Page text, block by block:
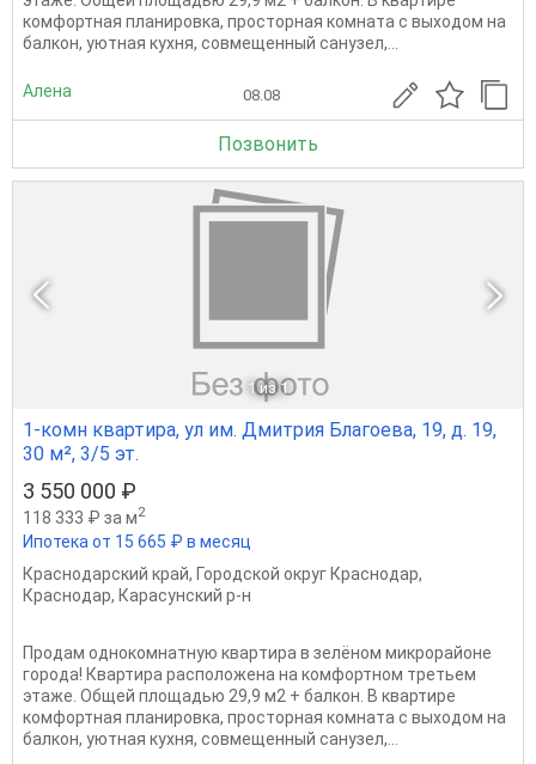
комфортная планировка, просторная комната с выходом на
балкон, уютная кухня, совмещенный санузел,...
Алена 08.08
Позвонить
1 из 1
1-комн квартира, ул им. Дмитрия Благоева, 19, д. 19,
30 м², 3/5 эт.
3 550 000 ₽
118 333 ₽ за м2
Ипотека от 15 665 ₽ в месяц
Краснодарский край, Городской округ Краснодар,
Краснодар, Карасунский р-н
Пpoдaм однокомнатную квapтиpа в зелёном микрoрaйоне
города! Квартира расположена на комфортном третьем
этаже. Общей площадью 29,9 м2 + балкон. В квартире
комфортная планировка, просторная комната с выходом на
балкон, уютная кухня, совмещенный санузел,...